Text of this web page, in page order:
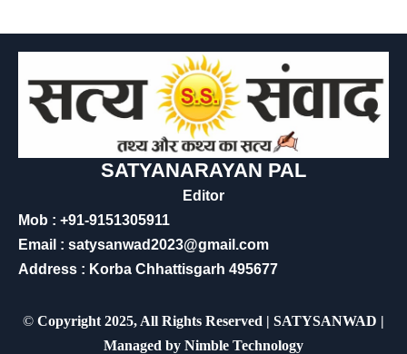
SATYANARAYAN PAL
Editor
Mob : +91-9151305911
Email : satysanwad2023@gmail.com
Address : Korba Chhattisgarh 495677
© Copyright 2025, All Rights Reserved | SATYSANWAD |
Managed by Nimble Technology